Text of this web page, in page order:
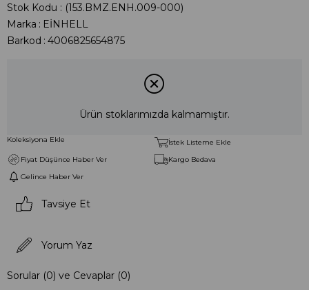
Stok Kodu
(153.BMZ.ENH.009-000)
Marka : EİNHELL
Barkod : 4006825654875
Ürün stoklarımızda kalmamıştır.
Koleksiyona Ekle
İstek Listeme Ekle
Fiyat Düşünce Haber Ver
Kargo Bedava
Gelince Haber Ver
Tavsiye Et
Yorum Yaz
Sorular (0) ve Cevaplar (0)